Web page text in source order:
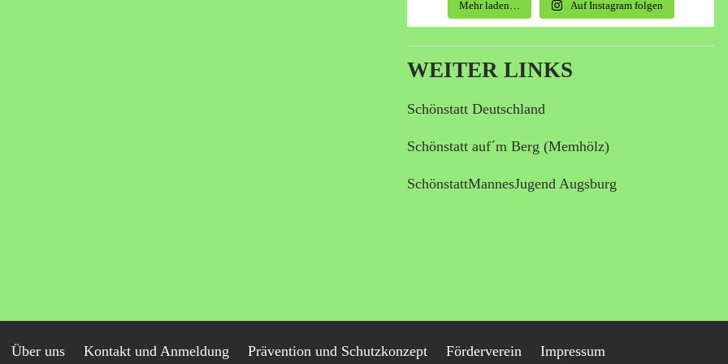
Mehr laden… Auf Instagram folgen
WEITER LINKS
Schönstatt Deutschland
Schönstatt auf´m Berg (Memhölz)
SchönstattMannesJugend Augsburg
Über uns Kontakt und Anmeldung Prävention und Schutzkonzept Förderverein Impressum